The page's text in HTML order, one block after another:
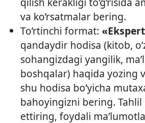
va ko’rsatmalar bering.
To’rtinchi format:
qandaydir hodisa (kitob,
sohangizdagi yangilik,
boshqalar) haqida yozing
shu hodisa bo’yicha
bahoyingizni bering. Tahlil
ettiring, foydali